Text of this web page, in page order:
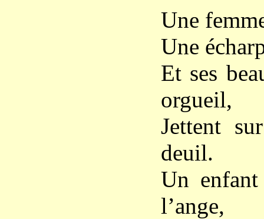
Une
Une
Et ses
orgueil,
Jettent
deuil.
Un
l’ange,